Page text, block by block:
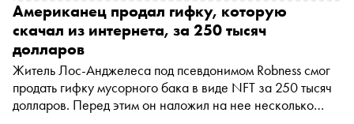
Американец продал гифку, которую
скачал из интернета, за 250 тысяч
долларов
Житель Лос-Анджелеса под псевдонимом Robness смог
продать гифку мусорного бака в виде NFT за 250 тысяч
долларов. Перед этим он наложил на нее несколько